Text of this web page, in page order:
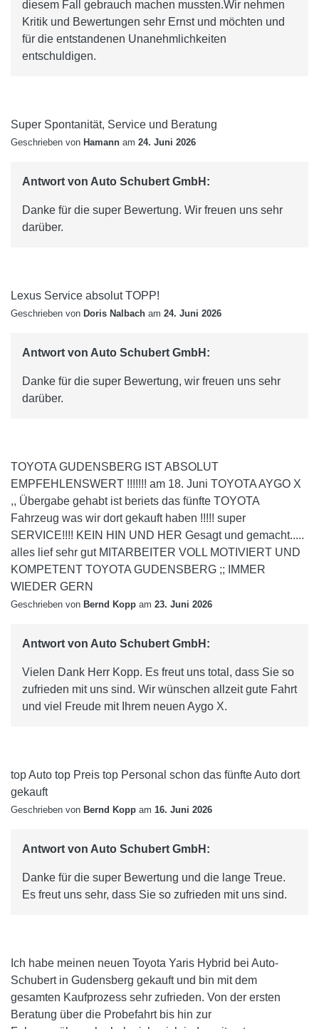
diesem Fall gebrauch machen mussten.Wir nehmen
Kritik und Bewertungen sehr Ernst und möchten und
für die entstandenen Unanehmlichkeiten
entschuldigen.
Super Spontanität, Service und Beratung
Geschrieben von Hamann am 24. Juni 2026
Antwort von Auto Schubert GmbH:
Danke für die super Bewertung. Wir freuen uns sehr
darüber.
Lexus Service absolut TOPP!
Geschrieben von Doris Nalbach am 24. Juni 2026
Antwort von Auto Schubert GmbH:
Danke für die super Bewertung, wir freuen uns sehr
darüber.
TOYOTA GUDENSBERG IST ABSOLUT
EMPFEHLENSWERT !!!!!!! am 18. Juni TOYOTA AYGO X
,, Übergabe gehabt ist beriets das fünfte TOYOTA
Fahrzeug was wir dort gekauft haben !!!!! super
SERVICE!!!! KEIN HIN UND HER Gesagt und gemacht.....
alles lief sehr gut MITARBEITER VOLL MOTIVIERT UND
KOMPETENT TOYOTA GUDENSBERG ;; IMMER
WIEDER GERN
Geschrieben von Bernd Kopp am 23. Juni 2026
Antwort von Auto Schubert GmbH:
Vielen Dank Herr Kopp. Es freut uns total, dass Sie so
zufrieden mit uns sind. Wir wünschen allzeit gute Fahrt
und viel Freude mit Ihrem neuen Aygo X.
top Auto top Preis top Personal schon das fünfte Auto dort
gekauft
Geschrieben von Bernd Kopp am 16. Juni 2026
Antwort von Auto Schubert GmbH:
Danke für die super Bewertung und die lange Treue.
Es freut uns sehr, dass Sie so zufrieden mit uns sind.
Ich habe meinen neuen Toyota Yaris Hybrid bei Auto-
Schubert in Gudensberg gekauft und bin mit dem
gesamten Kaufprozess sehr zufrieden. Von der ersten
Beratung über die Probefahrt bis hin zur